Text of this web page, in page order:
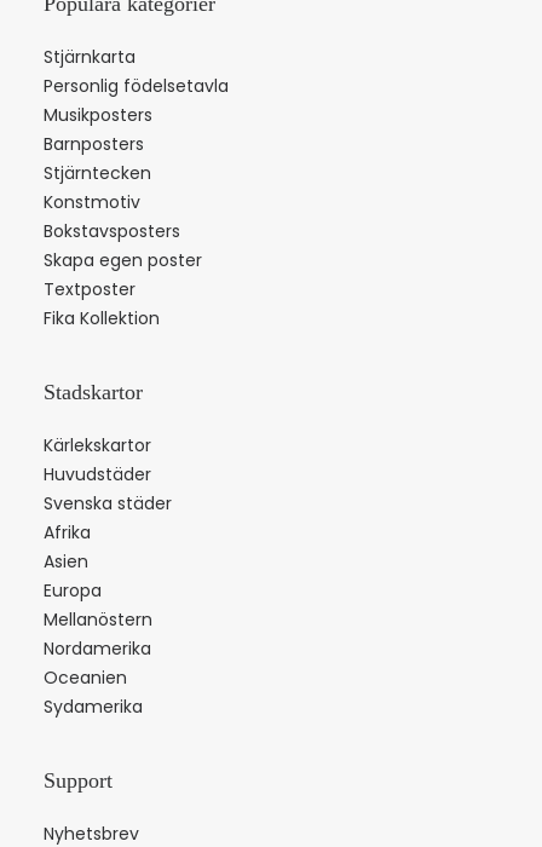
Stjärnkarta
Personlig födelsetavla
Musikposters
Barnposters
Stjärntecken
Konstmotiv
Bokstavsposters
Skapa egen poster
Textposter
Fika Kollektion
Stadskartor
Kärlekskartor
Huvudstäder
Svenska städer
Afrika
Asien
Europa
Mellanöstern
Nordamerika
Oceanien
Sydamerika
Support
Nyhetsbrev